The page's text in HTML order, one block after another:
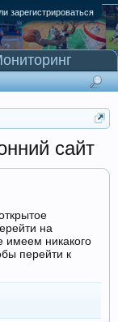
зарегистрироваться
сайт
на
имеем никакого
перейти к